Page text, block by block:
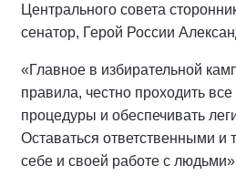
Центрального совета
сенатор, Герой России
«Главное в избирательной
правила, честно проходить
процедуры и обеспечивать
Оставаться ответственными и
себе и своей работе с